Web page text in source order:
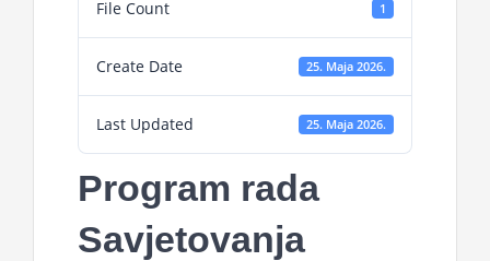
Novosti
File Count 1
Create Date 25. Maja 2026.
Last Updated 25. Maja 2026.
Program rada
Savjetovanja